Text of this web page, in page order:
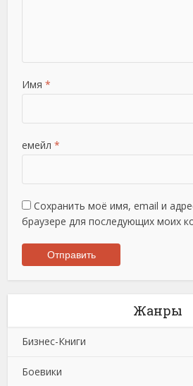
Имя *
емейл *
Сохранить моё имя, email и
браузере для последующих моих
Жанры
Бизнес-Книги
Банковское дело
Боевики